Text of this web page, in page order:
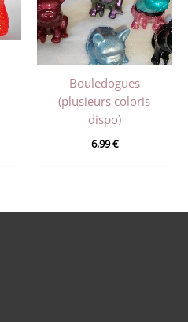
Bouledogues
(plusieurs coloris
dispo)
6,99€